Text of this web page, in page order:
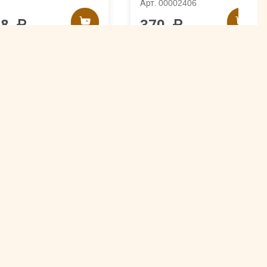
₽
Арт. 00002406
370 ₽